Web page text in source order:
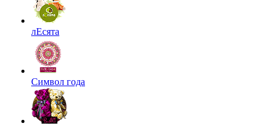
лЕсята
Символ года